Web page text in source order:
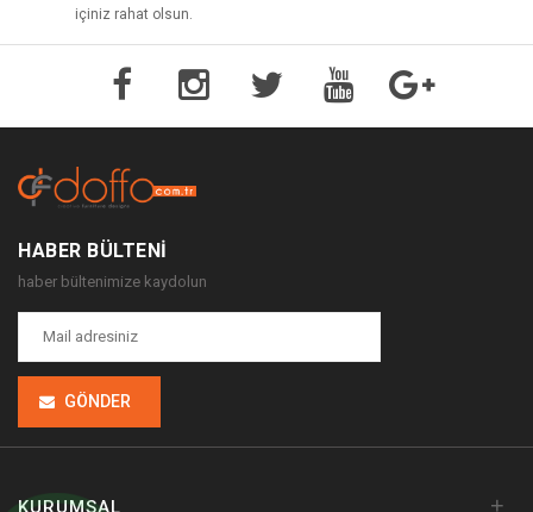
içiniz rahat olsun.
HABER BÜLTENI
haber bültenimize kaydolun
GÖNDER
KURUMSAL +